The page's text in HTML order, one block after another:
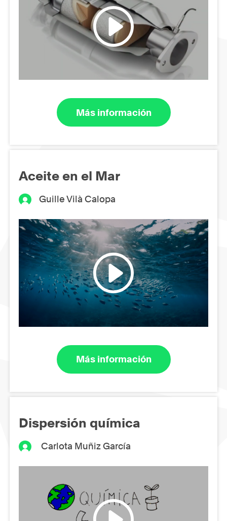
Más información
Aceite en el Mar
Guille Vilà Calopa
Más información
Dispersión química
Carlota Muñiz García